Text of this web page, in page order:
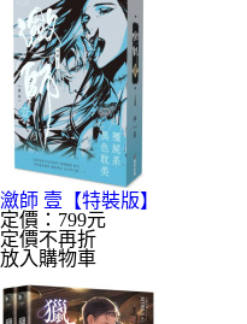
瀲師 壹【特裝版】
定價：799元
定價不再折
放入購物車